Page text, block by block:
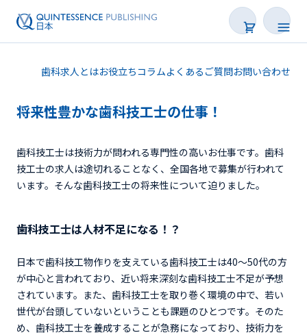
歯科求人を探す
歯科求人とはお役立ちコラムよくあるご質問お問い合わせ
将来性豊かな歯科技工士の仕事！
歯科技工士は技術力が問われる専門性の高いお仕事です。歯科
技工士の求人は途切れることなく、全国各地で募集が行われて
います。そんな歯科技工士の将来性について迫りました。
歯科技工士は人材不足になる！？
日本で歯科技工物作りを支えている歯科技工士は40～50代の方
が中心と言われており、近い将来深刻な歯科技工士不足が予想
されています。また、歯科技工士を取り巻く環境の中で、若い
世代が台頭していないということも課題のひとつです。そのた
め、歯科技工士を養成することが急務になっており、技術力を